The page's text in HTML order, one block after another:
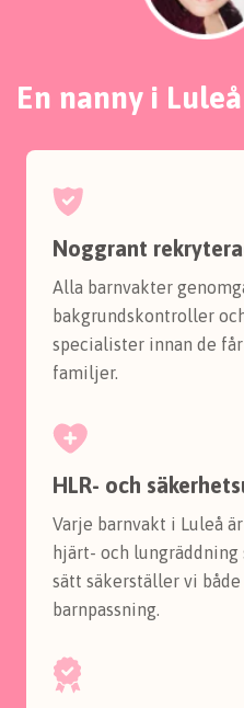
En nanny i
Noggrant
Alla barnvakter
bakgrundskontroller
specialister innan de
familjer.
HLR- och
Varje barnvakt i Luleå
hjärt- och lungräddning
sätt säkerställer vi
barnpassning.